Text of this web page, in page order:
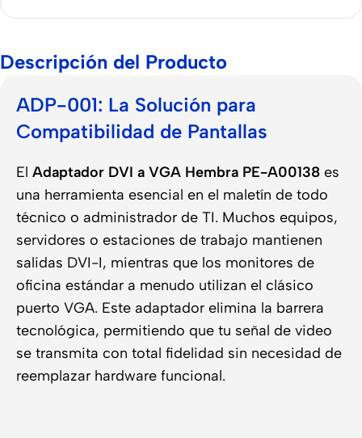
Descripción del Producto
ADP-001: La Solución para
Compatibilidad de Pantallas
El Adaptador DVI a VGA Hembra PE-A00138 es
una herramienta esencial en el maletín de todo
técnico o administrador de TI. Muchos equipos,
servidores o estaciones de trabajo mantienen
salidas DVI-I, mientras que los monitores de
oficina estándar a menudo utilizan el clásico
puerto VGA. Este adaptador elimina la barrera
tecnológica, permitiendo que tu señal de video
se transmita con total fidelidad sin necesidad de
reemplazar hardware funcional.